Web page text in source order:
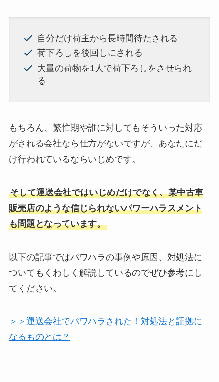
自分だけ荷主から長時間待たされる
荷下ろしを後回しにされる
大量の荷物を1人で荷下ろしをさせられ
る
もちろん、繁忙期や誰に対してもそういった対応
がされる会社なら仕方がないですが、あなたにだ
け行われているならいじめです。
そして運送会社ではいじめだけでなく、某中古車
販売店のような信じられないパワーハラスメント
も問題となっています。
以下の記事ではパワハラの事例や原因、対処法に
ついてもくわしく解説しているのでぜひ参考にし
てください。
＞＞運送会社でパワハラされた！対処法と証拠に
なるものとは？